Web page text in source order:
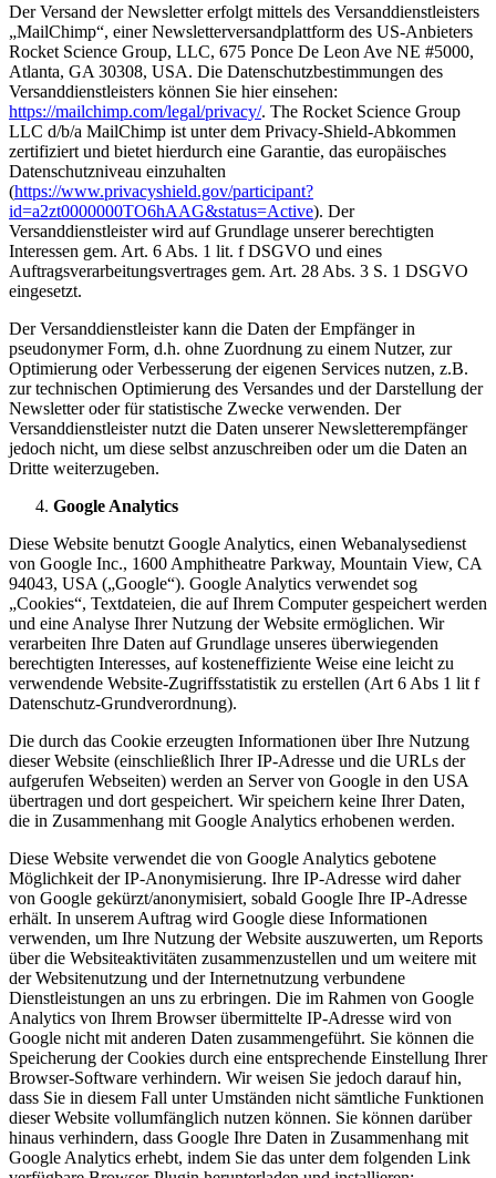
Der Versand der Newsletter erfolgt mittels des Versanddienstleisters
„MailChimp“, einer Newsletterversandplattform des US-Anbieters
Rocket Science Group, LLC, 675 Ponce De Leon Ave NE #5000,
Atlanta, GA 30308, USA. Die Datenschutzbestimmungen des
Versanddienstleisters können Sie hier einsehen:
https://mailchimp.com/legal/privacy/. The Rocket Science Group
LLC d/b/a MailChimp ist unter dem Privacy-Shield-Abkommen
zertifiziert und bietet hierdurch eine Garantie, das europäisches
Datenschutzniveau einzuhalten
(https://www.privacyshield.gov/participant?
id=a2zt0000000TO6hAAG&status=Active). Der
Versanddienstleister wird auf Grundlage unserer berechtigten
Interessen gem. Art. 6 Abs. 1 lit. f DSGVO und eines
Auftragsverarbeitungsvertrages gem. Art. 28 Abs. 3 S. 1 DSGVO
eingesetzt.
Der Versanddienstleister kann die Daten der Empfänger in
pseudonymer Form, d.h. ohne Zuordnung zu einem Nutzer, zur
Optimierung oder Verbesserung der eigenen Services nutzen, z.B.
zur technischen Optimierung des Versandes und der Darstellung der
Newsletter oder für statistische Zwecke verwenden. Der
Versanddienstleister nutzt die Daten unserer Newsletterempfänger
jedoch nicht, um diese selbst anzuschreiben oder um die Daten an
Dritte weiterzugeben.
Google Analytics
Diese Website benutzt Google Analytics, einen Webanalysedienst
von Google Inc., 1600 Amphitheatre Parkway, Mountain View, CA
94043, USA („Google“). Google Analytics verwendet sog
„Cookies“, Textdateien, die auf Ihrem Computer gespeichert werden
und eine Analyse Ihrer Nutzung der Website ermöglichen. Wir
verarbeiten Ihre Daten auf Grundlage unseres überwiegenden
berechtigten Interesses, auf kosteneffiziente Weise eine leicht zu
verwendende Website-Zugriffsstatistik zu erstellen (Art 6 Abs 1 lit f
Datenschutz-Grundverordnung).
Die durch das Cookie erzeugten Informationen über Ihre Nutzung
dieser Website (einschließlich Ihrer IP-Adresse und die URLs der
aufgerufen Webseiten) werden an Server von Google in den USA
übertragen und dort gespeichert. Wir speichern keine Ihrer Daten,
die in Zusammenhang mit Google Analytics erhobenen werden.
Diese Website verwendet die von Google Analytics gebotene
Möglichkeit der IP-Anonymisierung. Ihre IP-Adresse wird daher
von Google gekürzt/anonymisiert, sobald Google Ihre IP-Adresse
erhält. In unserem Auftrag wird Google diese Informationen
verwenden, um Ihre Nutzung der Website auszuwerten, um Reports
über die Websiteaktivitäten zusammenzustellen und um weitere mit
der Websitenutzung und der Internetnutzung verbundene
Dienstleistungen an uns zu erbringen. Die im Rahmen von Google
Analytics von Ihrem Browser übermittelte IP-Adresse wird von
Google nicht mit anderen Daten zusammengeführt. Sie können die
Speicherung der Cookies durch eine entsprechende Einstellung Ihrer
Browser-Software verhindern. Wir weisen Sie jedoch darauf hin,
dass Sie in diesem Fall unter Umständen nicht sämtliche Funktionen
dieser Website vollumfänglich nutzen können. Sie können darüber
hinaus verhindern, dass Google Ihre Daten in Zusammenhang mit
Google Analytics erhebt, indem Sie das unter dem folgenden Link